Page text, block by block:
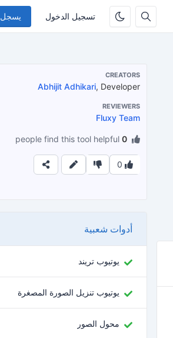
تسجيل الدخول يسجل
CREATORS
Abhijit Adhikari, Developer
REVIEWERS
Fluxy Team
0
people find this tool helpful
0
أدوات شعبية
يوتيوب تريند
يوتيوب تنزيل الصورة المصغرة
محول الصور